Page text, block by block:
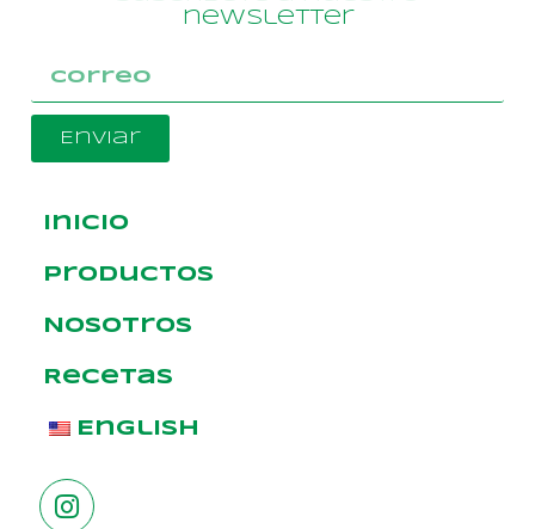
newsletter
Enviar
Inicio
Productos
Nosotros
Recetas
English